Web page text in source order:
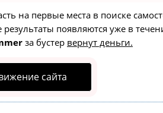
на первые места в поиске
результаты появляются уже в
за бустер вернут деньги.
сайта